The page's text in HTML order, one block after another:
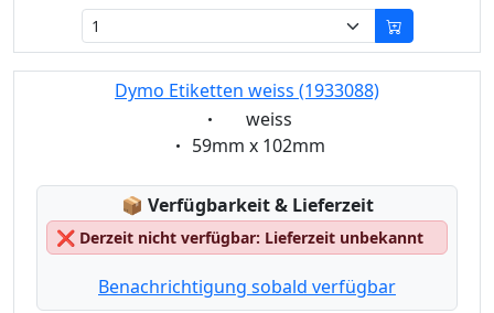
Dymo Etiketten weiss (1933088)
Eigenschaft:
weiss
Eigenschaft:
59mm x 102mm
📦 Lagerstatus:
Verfügbarkeit & Lieferzeit
❌ Derzeit nicht verfügbar: Lieferzeit unbekannt
Benachrichtigung sobald verfügbar